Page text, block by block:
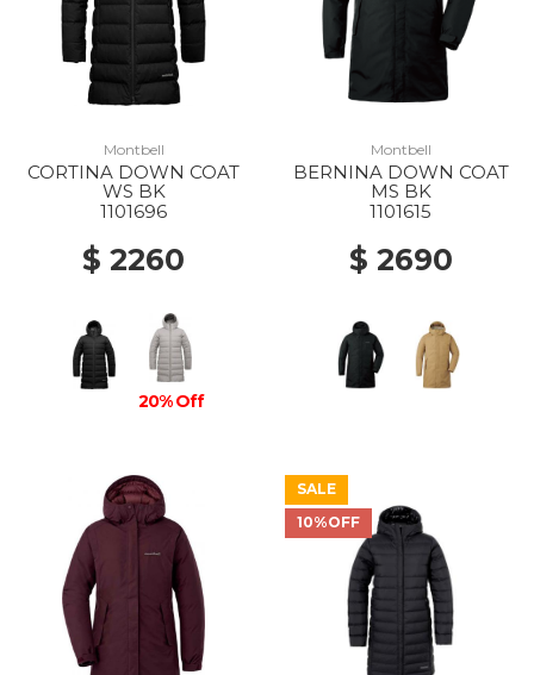
Montbell
CORTINA DOWN COAT
WS BK
1101696
$ 2260
20% Off
Montbell
BERNINA DOWN COAT
MS BK
1101615
$ 2690
SALE
10%OFF